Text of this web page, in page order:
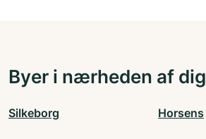
Byer i nærheden af dig
Silkeborg Horsens